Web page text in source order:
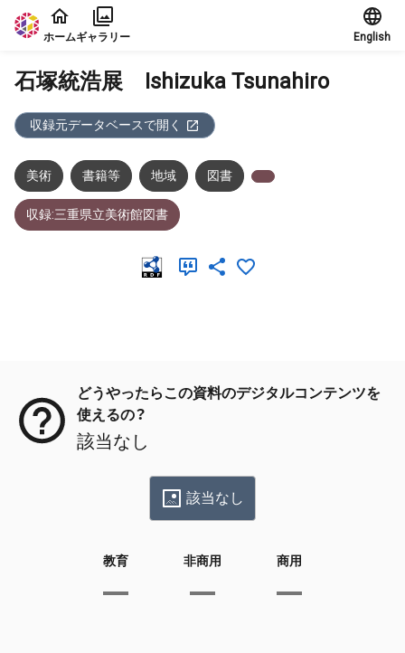
本文に飛ぶ
ホームギャラリー English
石塚統浩展 Ishizuka Tsunahiro
収録元データベースで開く
美術 書籍等 地域 図書
収録:三重県立美術館図書
どうやったらこの資料のデジタルコンテンツを
使えるの？
該当なし
該当なし
教育 非商用 商用